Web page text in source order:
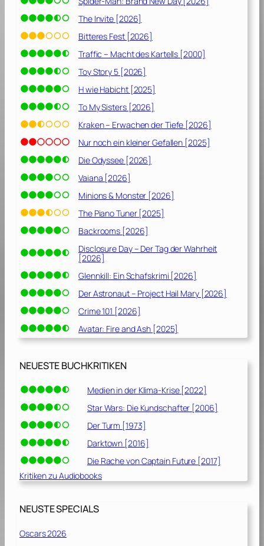
[
2
0
6
]
The Invite [2026]
Bitteres Fest [2026]
Traffic – Macht des Kartells [2000]
Toy Story 5 [2026]
H wie Habicht [2025]
To My Sisters [2026]
Kraken – Erwachen der Tiefe [2026]
Nur noch ein kleiner Gefallen [2025]
Die Odyssee [2026]
Vaiana [2026]
Minions & Monster [2026]
The Piano Tuner [2025]
Backrooms [2026]
Disclosure Day – Der Tag der Wahrheit
[2026]
Glennkill: Ein Schafskrimi [2026]
Der Astronaut – Project Hail Mary [2026]
Crime 101 [2026]
Avatar: Fire and Ash [2025]
NEUESTE BUCHKRITIKEN
Medien in der Klima-Krise [2022]
Star Wars: Die Kundschafter [2006]
Der Turm [1973]
Darktown [2016]
Die Rache von Captain Future [2017]
Kritiken zu Audiobooks
NEUSTE SPECIALS
Oscars 2026